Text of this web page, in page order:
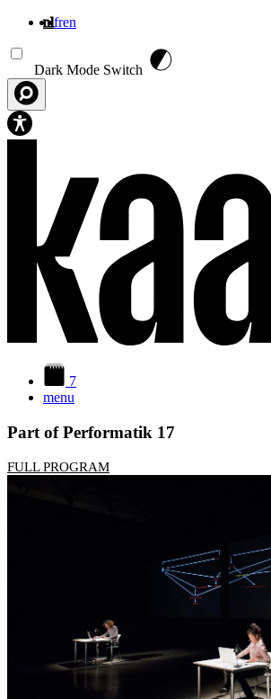
nlfren
Dark Mode Switch
7
menu
Part of Performatik 17
FULL PROGRAM